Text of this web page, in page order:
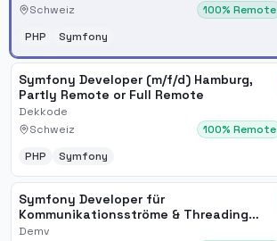
Schweiz
100% Remote
PHP Symfony
Symfony Developer (m/f/d) Hamburg,
Partly Remote or Full Remote
Dekkode
Schweiz
100% Remote
PHP Symfony
Symfony Developer für
Kommunikationsströme & Threading
(m/w/d) in Hamburg oder Remote
Demv